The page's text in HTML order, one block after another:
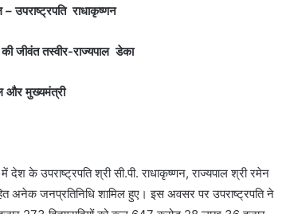
उपराष्ट्रपति राधाकृष्णन
जीवंत तस्वीर-राज्यपाल डेका
और मुख्यमंत्री
के उपराष्ट्रपति श्री सी.पी. राधाकृष्णन, राज्यपाल श्री रमेन
अनेक जनप्रतिनिधि शामिल हुए। इस अवसर पर उपराष्ट्रपति ने